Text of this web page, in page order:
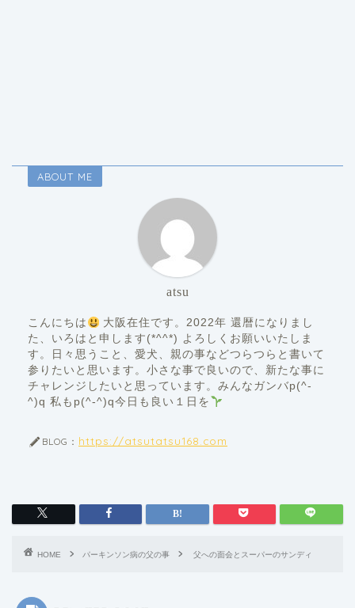
ABOUT ME
atsu
こんにちは
大阪在住です。2022年 還暦になりまし
た、いろはと申します(*^^*) よろしくお願いいたしま
す。日々思うこと、愛犬、親の事などつらつらと書いて
参りたいと思います。小さな事で良いので、新たな事に
チャレンジしたいと思っています。みんなガンバp(^-
^)q 私もp(^-^)q今日も良い１日を
BLOG： https://atsutatsu168.com
HOME パーキンソン病の父の事 父への面会とスーパーのサンディ